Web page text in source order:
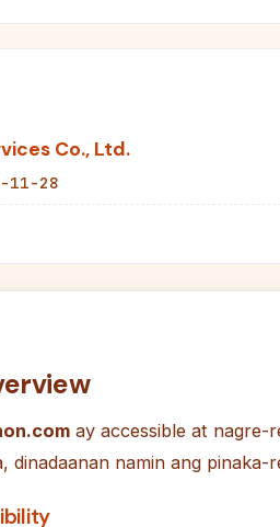
Co., Ltd.
11-28
ay accessible at nagre-
dinadaanan namin ang pinaka-